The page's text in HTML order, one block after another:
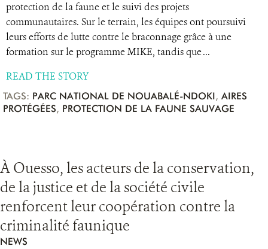
protection de la faune et le suivi des projets
communautaires. Sur le terrain, les équipes ont poursuivi
leurs efforts de lutte contre le braconnage grâce à une
formation sur le programme MIKE, tandis que ...
READ THE STORY
TAGS: PARC NATIONAL DE NOUABALÉ-NDOKI, AIRES
PROTÉGÉES, PROTECTION DE LA FAUNE SAUVAGE
À Ouesso, les acteurs de la conservation,
de la justice et de la société civile
renforcent leur coopération contre la
criminalité faunique
NEWS